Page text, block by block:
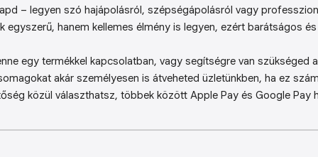
– legyen szó hajápolásról, szépségápolásról vagy
egyszerű, hanem kellemes élmény is legyen, ezért barátságos
egy termékkel kapcsolatban, vagy segítségre van szükséged
akár személyesen is átveheted üzletünkben, ha ez
közül választhatsz, többek között Apple Pay és Google Pay